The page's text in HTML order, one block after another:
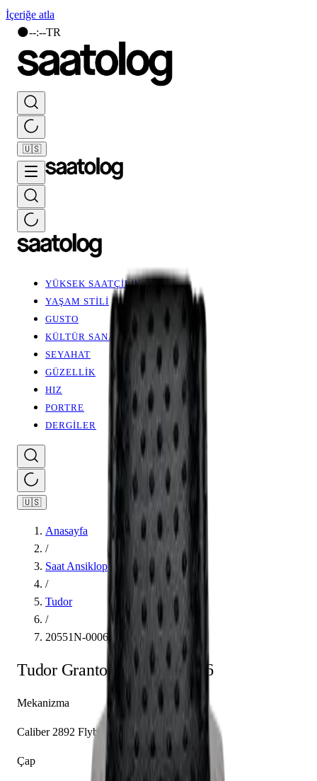
İçeriğe atla
🌑--:--TR
🇺🇸
YÜKSEK SAATÇİLİK
YAŞAM STİLİ
GUSTO
KÜLTÜR SANAT
SEYAHAT
GÜZELLİK
HIZ
PORTRE
DERGİLER
🇺🇸
Anasayfa
/
Saat Ansiklopedisi
/
Tudor
/
20551N-0006
Tudor Grantour 20551N-0006
Mekanizma
Caliber 2892 Flyback
Çap